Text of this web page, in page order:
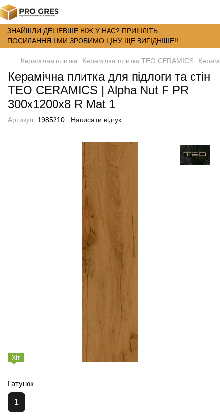
ЗНАЙШЛИ ДЕШЕВШЕ НІЖ У НАС? ПРИШЛІТЬ
ПОСИЛАННЯ І МИ ЗРОБИМО ЦІНУ ЩЕ ВИГІДНІШЕ!!
Керамічна плитка Керамічна плитка TEO CERAMICS
Керамічна плитка для підлоги та стін
TEO CERAMICS | Alpha Nut F PR
300x1200x8 R Mat 1
Артикул: 1985210 Написати відгук
Хіт
Гатунок
1